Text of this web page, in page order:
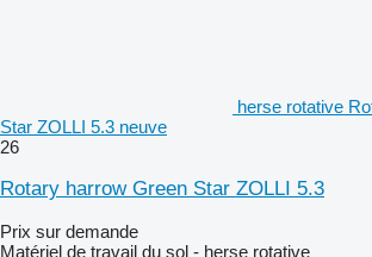
herse rotative
Star ZOLLI 5.3 neuve
26
Rotary harrow Green Star ZOLLI 5.3
Prix sur demande
Matériel de travail du sol - herse rotative